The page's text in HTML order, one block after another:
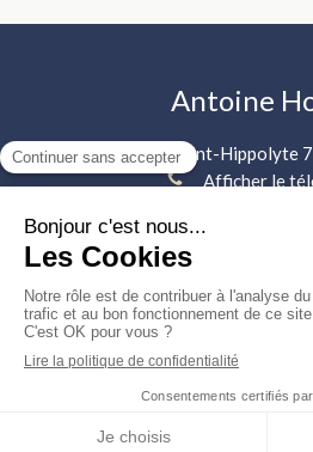
Antoine
15 Rue Saint-Hippolyte
Afficher le
Gentilly, Montrouge, Vanves, Paris
15, Malakoff, Paris 7, Paris 1,
Mentions
©2023 Antoine Hoang -
Création et référencement du site par